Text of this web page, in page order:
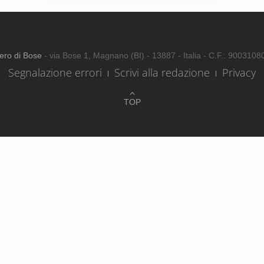
TOP
di Bose - via Bose 1, Magnano (BI) - 13887 - Italia - C.F.:
Segnalazione errori Scrivi alla redazione Privacy